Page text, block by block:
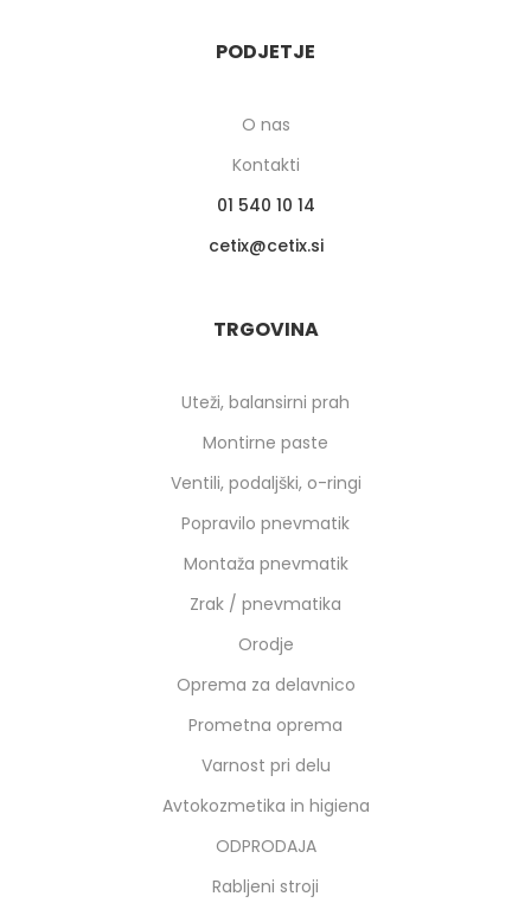
PODJETJE
O nas
Kontakti
01 540 10 14
cetix
cetix.si
TRGOVINA
Uteži, balansirni prah
Montirne paste
Ventili, podaljški, o-ringi
Popravilo pnevmatik
Montaža pnevmatik
Zrak / pnevmatika
Orodje
Oprema za delavnico
Prometna oprema
Varnost pri delu
Avtokozmetika in higiena
ODPRODAJA
Rabljeni stroji